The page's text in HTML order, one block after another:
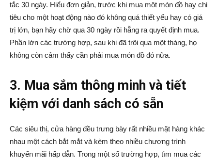
tắc 30 ngày. Hiểu đơn giản, trước khi mua một món đồ hay chi
tiêu cho một hoạt động nào đó không quá thiết yếu hay có giá
trị lớn, bạn hãy chờ qua 30 ngày rồi hẵng ra quyết định mua.
Phần lớn các trường hợp, sau khi đã trôi qua một tháng, họ
không còn cảm thấy cần phải mua món đồ đó nữa.
3. Mua sắm thông minh và tiết
kiệm với danh sách có sẵn
Các siêu thị, cửa hàng đều trưng bày rất nhiều mặt hàng khác
nhau một cách bắt mắt và kèm theo nhiều chương trình
khuyến mãi hấp dẫn. Trong một số trường hợp, tìm mua các